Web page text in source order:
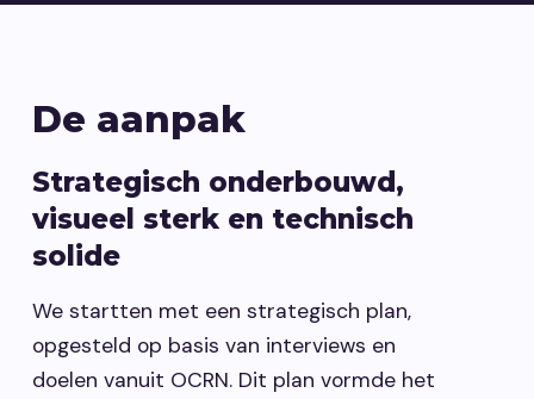
De aanpak
Strategisch onderbouwd,
visueel sterk en technisch
solide
We startten met een strategisch plan,
opgesteld op basis van interviews en
doelen vanuit OCRN. Dit plan vormde het